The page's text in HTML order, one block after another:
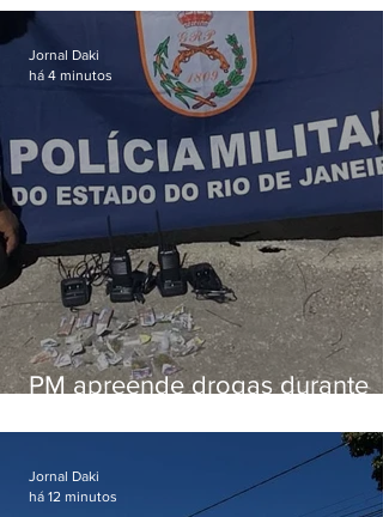
PM apreende drogas durante
Jornal Daki
há 4 minutos
Jornal Daki
há 12 minutos